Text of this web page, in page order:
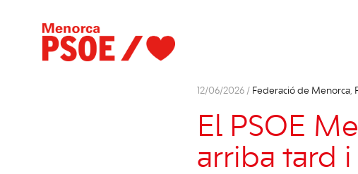
12/06/2026 / Federació de Menorca,
El PSOE
arriba tard